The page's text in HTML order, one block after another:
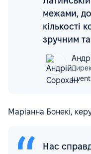
межами,
кількості
зручним
Маріанна Бонекі,
Нас